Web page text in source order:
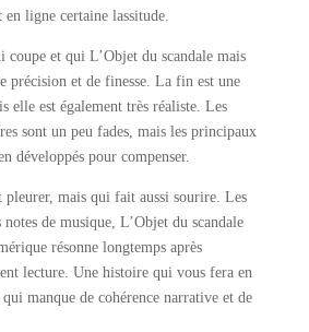
en ligne certaine lassitude.
coupe et qui L’Objet du scandale mais
précision et de finesse. La fin est une
elle est également très réaliste. Les
sont un peu fades, mais les principaux
développés pour compenser.
mais qui fait aussi sourire. Les
de musique, L’Objet du scandale
résonne longtemps après
lecture. Une histoire qui vous fera en
manque de cohérence narrative et de